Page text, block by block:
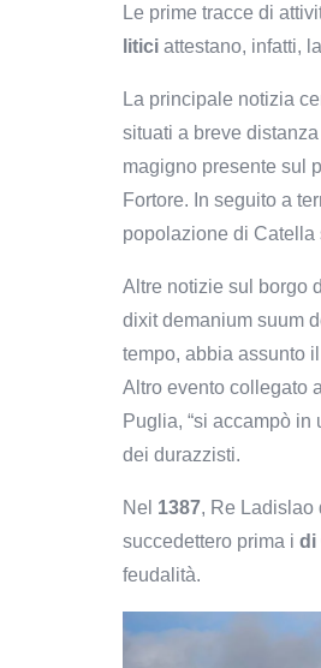
Le prime tracce di
litici attestano, infatti,
La principale notizia
situati a breve distanza
magigno presente sul
Fortore. In seguito a
popolazione di Catella
Altre notizie sul borgo
dixit demanium suum
tempo, abbia assunto
Altro evento collegato
Puglia, “si accampò in
dei durazzisti.
Nel 1387, Re Ladislao
succedettero prima i di
feudalità.